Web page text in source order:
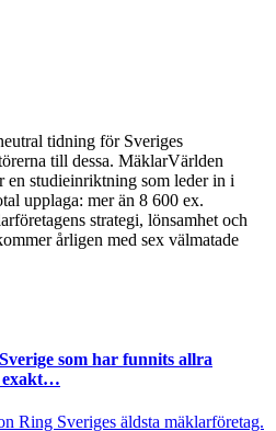
tidning för Sveriges
till dessa. MäklarVärlden
en studieinriktning som leder in i
upplaga: mer än 8 600 ex.
strategi, lönsamhet och
årligen med sex välmatade
som har funnits allra
exakt…
Ring Sveriges äldsta mäklarföretag.